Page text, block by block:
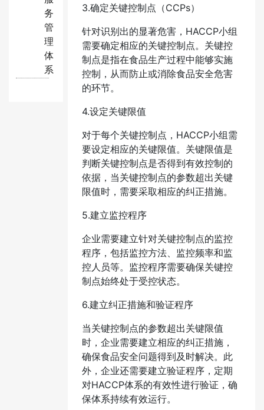
务
管
理
体
系
3.确定关键控制点（CCPs）
针对识别出的显著危害，HACCP小组
需要确定相应的关键控制点。关键控
制点是指在食品生产过程中能够实施
控制，从而防止或消除食品安全危害
的环节。
4.设定关键限值
对于每个关键控制点，HACCP小组需
要设定相应的关键限值。关键限值是
判断关键控制点是否得到有效控制的
依据，当关键控制点的参数超出关键
限值时，需要采取相应的纠正措施。
5.建立监控程序
企业需要建立针对关键控制点的监控
程序，包括监控方法、监控频率和监
控人员等。监控程序需要确保关键控
制点始终处于受控状态。
6.建立纠正措施和验证程序
当关键控制点的参数超出关键限值
时，企业需要建立相应的纠正措施，
确保食品安全问题得到及时解决。此
外，企业还需要建立验证程序，定期
对HACCP体系的有效性进行验证，确
保体系持续有效运行。